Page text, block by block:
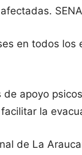
en todos
apoyo
la
de La